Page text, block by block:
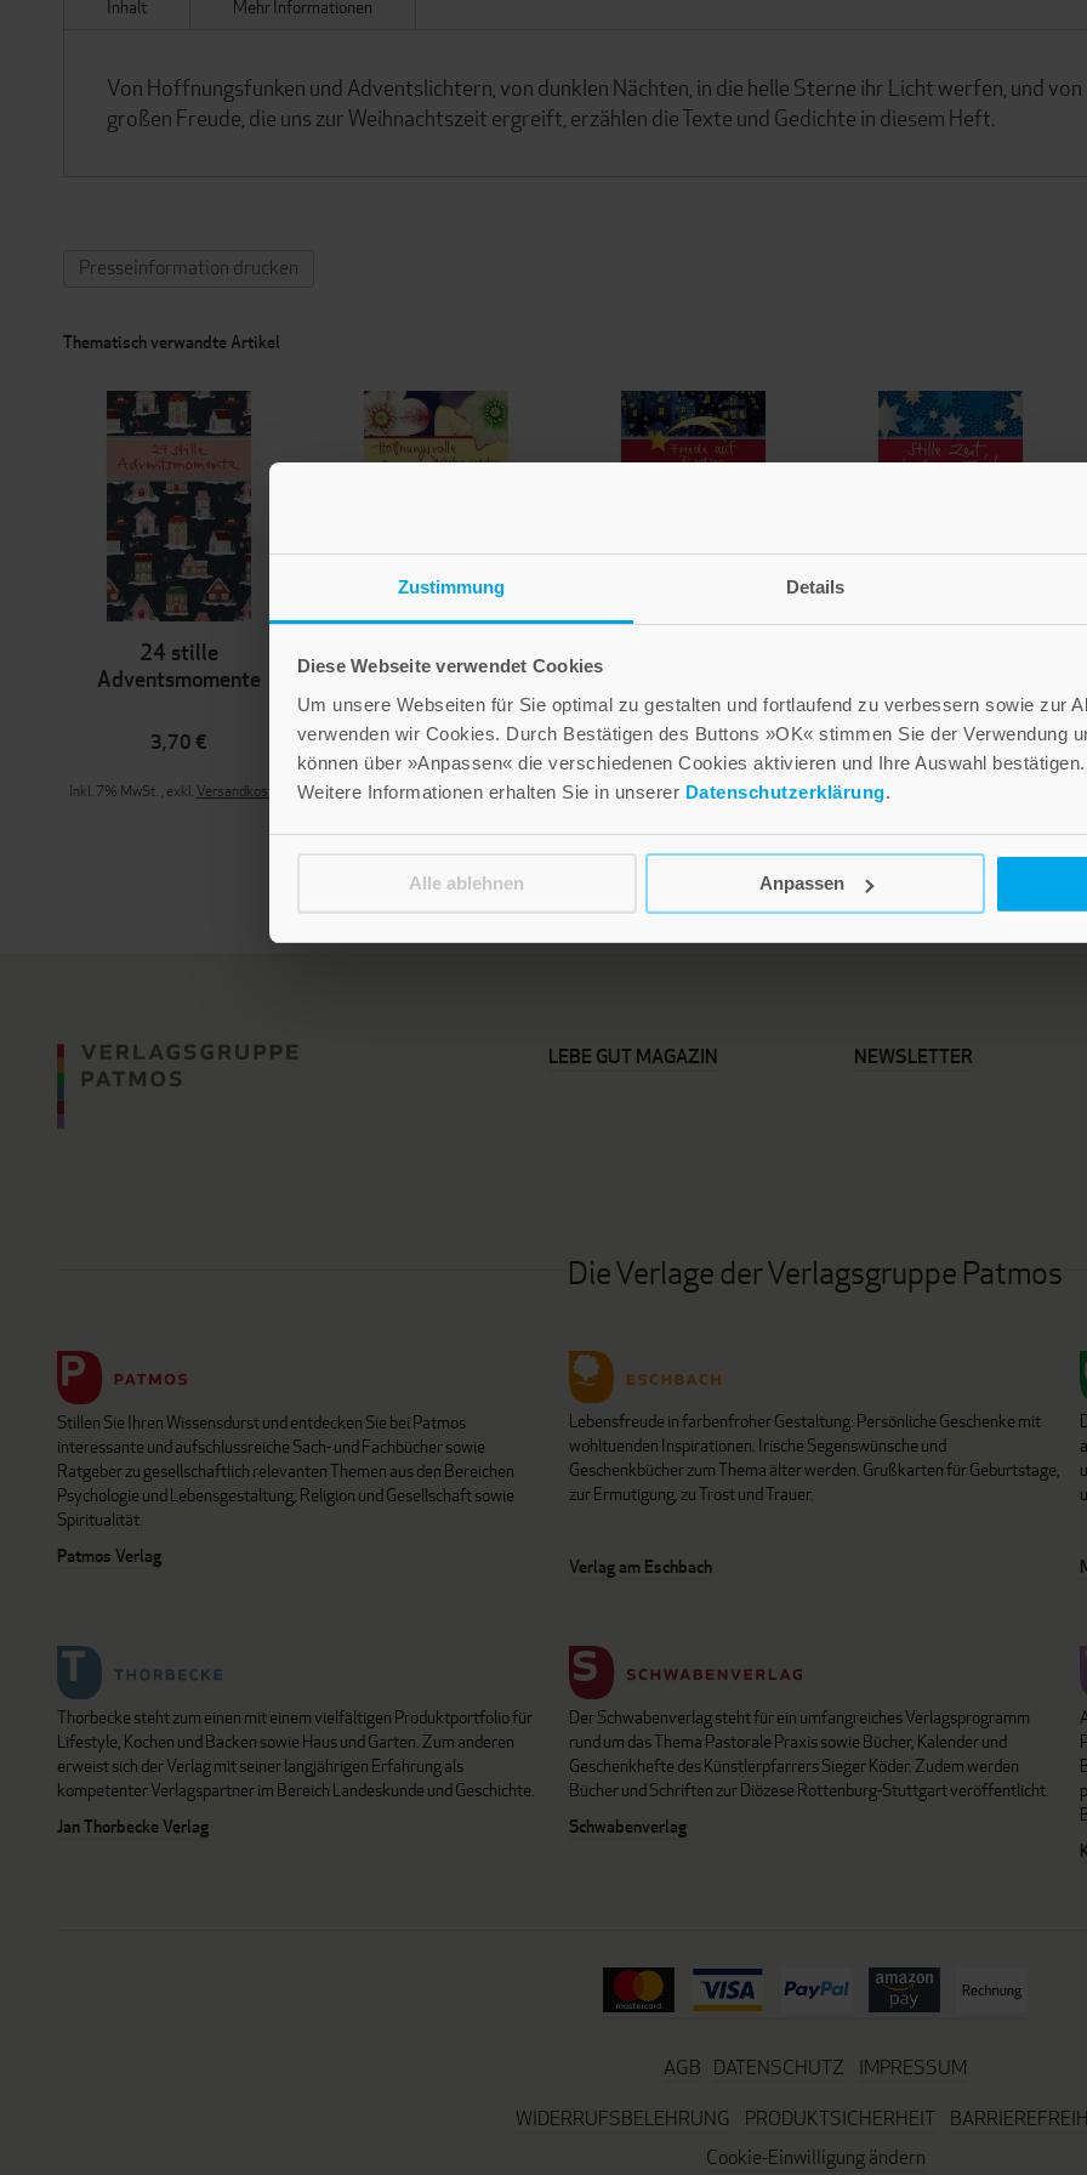
Zustimmung Details
Diese Webseite verwendet Cookies
Um unsere Webseiten für Sie optimal zu gestalten und fortlaufend zu verbessern sowie zur
verwenden wir Cookies. Durch Bestätigen des Buttons »OK« stimmen Sie der Verwendung
können über »Anpassen« die verschiedenen Cookies aktivieren und Ihre Auswahl bestätigen.
Weitere Informationen erhalten Sie in unserer Datenschutzerklärung.
Alle ablehnen Anpassen
Inhalt
Von Hoffnungsfunken und Adventslichtern, von dunklen Nächten, in die helle Sterne ihr Licht werfen, und
großen Freude, die uns zur Weihnachtszeit ergreift, erzählen die Texte und Gedichte in diesem Heft.
Mehr Informationen
Presseinformation drucken
Thematisch verwandte Artikel
24 stille
Adventsmomente
3,70 €
Inkl. 7% MwSt.,exkl.Versandkosten
Hoffnungsvolle
Weihnacht
3,70 €
Inkl. 7% MwSt.,exkl.Versandkosten
3,70 €
Inkl. 7% MwSt. ,exkl.Versandkosten
3,70 €
Inkl. 7% MwSt.,exkl.Versandkosten
LEBE GUT MAGAZIN NEWSLETTER
Die Verlage der Verlagsgruppe Patmos
Stillen Sie Ihren Wissensdurst und entdecken Sie bei Patmos
interessante und aufschlussreiche Sach- und Fachbücher sowie
Ratgeber zu gesellschaftlich relevanten Themen aus den Bereichen
Psychologie und Lebensgestaltung, Religion und Gesellschaft sowie
Spiritualität.
Patmos Verlag
Lebensfreude in farbenfroher Gestaltung: Persönliche Geschenke mit
wohltuenden Inspirationen. Irische Segenswünsche und
Geschenkbücher zum Thema älter werden. Grußkarten für Geburtstage,
zur Ermutigung, zu Trost und Trauer.
Verlag am Eschbach
Thorbecke steht zum einen mit einem vielfältigen Produktportfolio für
Lifestyle, Kochen und Backen sowie Haus und Garten. Zum anderen
erweist sich der Verlag mit seiner langjährigen Erfahrung als
kompetenter Verlagspartner im Bereich Landeskunde und Geschichte.
Jan Thorbecke Verlag
Der Schwabenverlag steht für ein umfangreiches Verlagsprogramm
rund um das Thema Pastorale Praxis sowie Bücher, Kalender und
Geschenkhefte des Künstlerpfarrers Sieger Köder. Zudem werden
Bücher und Schriften zur Diözese Rottenburg-Stuttgart veröffentlicht.
Schwabenverlag
AGB DATENSCHUTZ
IMPRESSUM
WIDERRUFSBELEHRUNG
PRODUKTSICHERHEIT
Cookie-Einwilligung ändern